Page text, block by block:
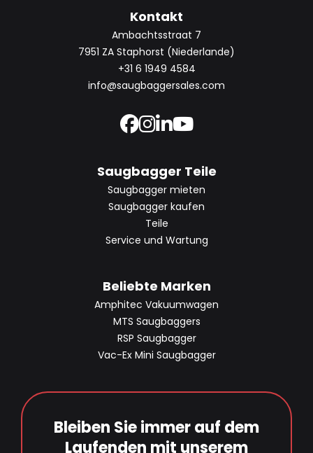
Kontakt
Ambachtsstraat 7
7951 ZA Staphorst (Niederlande)
+31 6 1949 4584
info@saugbaggersales.com
Saugbagger Teile
Saugbagger mieten
Saugbagger kaufen
Teile
Service und Wartung
Beliebte Marken
Amphitec Vakuumwagen
MTS Saugbaggers
RSP Saugbagger
Vac-Ex Mini Saugbagger
Bleiben Sie immer auf dem
Laufenden mit unserem